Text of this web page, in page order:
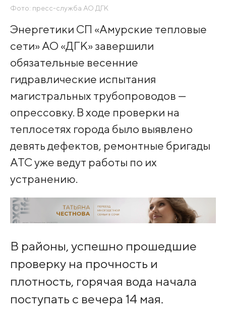
Фото: пресс-служба АО ДГК
Энергетики СП «Амурские тепловые
сети» АО «ДГК» завершили
обязательные весенние
гидравлические испытания
магистральных трубопроводов —
опрессовку. В ходе проверки на
теплосетях города было выявлено
девять дефектов, ремонтные бригады
АТС уже ведут работы по их
устранению.
В районы, успешно прошедшие
проверку на прочность и
плотность, горячая вода начала
поступать с вечера 14 мая.